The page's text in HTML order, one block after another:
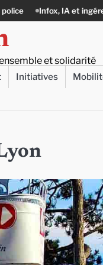
: le journalisme
et solidarité
Initiatives